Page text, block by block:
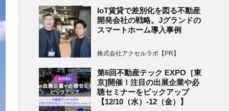
IoT賃貸で差別化を図る不動産
開発会社の戦略。Jグランドの
スマートホーム導入事例
株式会社アクセルラボ【PR】
第6回不動産テック EXPO［東
京]開催！注目の出展企業や必
聴セミナーをピックアップ
【12/10（水）-12（金）】